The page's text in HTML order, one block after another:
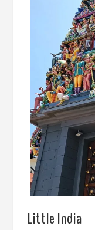
Little India